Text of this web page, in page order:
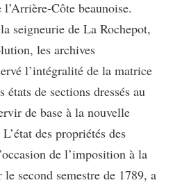
Côte beaunoise.
seigneurie de La Rochepot,
les archives
l’intégralité de la matrice
états de sections dressés au
de base à la nouvelle
des propriétés des
de l’imposition à la
second semestre de 1789, a